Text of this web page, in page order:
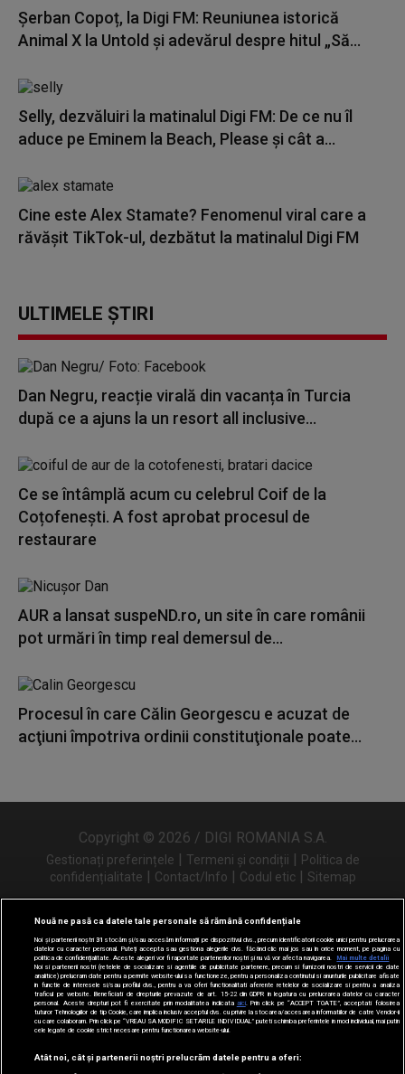
Șerban Copoț, la Digi FM: Reuniunea istorică
Animal X la Untold și adevărul despre hitul „Să...
Selly, dezvăluiri la matinalul Digi FM: De ce nu îl
aduce pe Eminem la Beach, Please și cât a...
Cine este Alex Stamate? Fenomenul viral care a
răvășit TikTok-ul, dezbătut la matinalul Digi FM
ULTIMELE ȘTIRI
Dan Negru, reacție virală din vacanța în Turcia
după ce a ajuns la un resort all inclusive...
Ce se întâmplă acum cu celebrul Coif de la
Coțofenești. A fost aprobat procesul de
restaurare
AUR a lansat suspeND.ro, un site în care românii
pot urmări în timp real demersul de...
Procesul în care Călin Georgescu e acuzat de
acţiuni împotriva ordinii constituţionale poate...
Copyright © 2026 / DIGI ROMANIA S.A.
Gestionați preferințele | Termeni și condiții | Politica de
confidențialitate | Contact/Info | Codul etic | Sitemap
Urmărește-ne și pe
Nouă ne pasă ca datele tale personale să rămână confidențiale
Noi și partenerii noștri31 stocăm și/sau accesăm informații pe dispozitivul dvs., precum identificatorii cookie unici pentru prelucrarea
datelor cu caracter personal. Puteți accepta sau gestiona alegerile dvs. făcând clic mai jos sau în orice moment, pe pagina cu
politica de confidențialitate. Aceste alegeri vor fi raportate partenerilor noștri și nu vă vor afecta navigarea.
Mai multe detalii
Noi si partenerii nostri (retelele de socializare si agentiile de publicitate partenere, precum si furnizorii nostri de servicii de date
analitice) prelucram date pentru a permite website-ului sa functioneze, pentru a personaliza continutul si anunturile publicitare afisate
in functie de interesele si/sau profilul dvs., pentru a va oferi functionalitati aferente retelelor de socializare si pentru a analiza
traficul pe website. Beneficiati de drepturile prevazute de art. 15-22 din GDPR in legatura cu prelucrarea datelor cu caracter
personal. Aceste drepturi pot fi exercitate prin modalitatea indicata aici. Prin click pe “ACCEPT TOATE”, acceptati folosirea
tuturor Tehnologiilor de tip Cookie, care implica inclusiv acceptul dvs. cu privire la stocarea/accesarea informatiilor de catre Vendor-ii
cu care colaboram. Prin click pe “VREAU SA MODIFIC SETARILE INDIVIDUAL” puteti schimba preferintele in mod individual, mai putin
cele legate de cookie strict necesare pentru functionarea website-ului.
Atât noi, cât și partenerii noștri prelucrăm datele pentru a oferi: